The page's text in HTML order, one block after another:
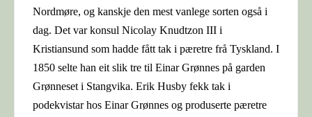
Nordmøre, og kanskje den mest vanlege sorten også i
dag. Det var konsul Nicolay Knudtzon III i
Kristiansund som hadde fått tak i pæretre frå Tyskland. I
1850 selte han eit slik tre til Einar Grønnes på garden
Grønneset i Stangvika. Erik Husby fekk tak i
podekvistar hos Einar Grønnes og produserte pæretre